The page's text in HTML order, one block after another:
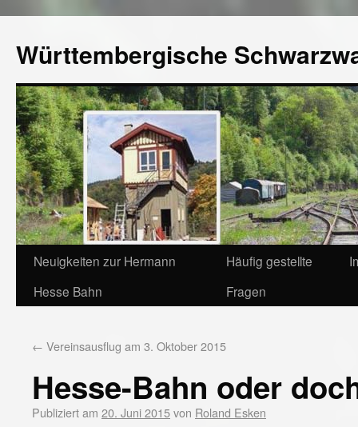
Württembergische
Neuigkeiten zur Hermann
Hesse Bahn
Häufig gestellte
Fragen
← Vereinsausflug am 3. Oktober 2015
Hesse-Bahn oder
Publiziert am 20. Juni 2015von Roland Esken